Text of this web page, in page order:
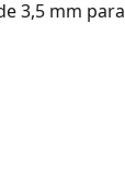
3,5 mm para